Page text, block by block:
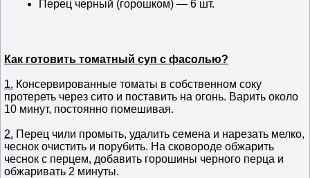
Перец черный (горошком) — 6 шт.
Как готовить томатный суп с фасолью?
1. Консервированные томаты в собственном соку
протереть через сито и поставить на огонь. Варить около
10 минут, постоянно помешивая.
2. Перец чили промыть, удалить семена и нарезать мелко,
чеснок очистить и порубить. На сковороде обжарить
чеснок с перцем, добавить горошины черного перца и
обжаривать 2 минуты.